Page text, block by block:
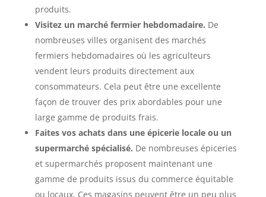
produits.
Visitez un marché fermier hebdomadaire. De
nombreuses villes organisent des marchés
fermiers hebdomadaires où les agriculteurs
vendent leurs produits directement aux
consommateurs. Cela peut être une excellente
façon de trouver des prix abordables pour une
large gamme de produits frais.
Faites vos achats dans une épicerie locale ou un
supermarché spécialisé. De nombreuses épiceries
et supermarchés proposent maintenant une
gamme de produits issus du commerce équitable
ou locaux. Ces magasins peuvent être un peu plus